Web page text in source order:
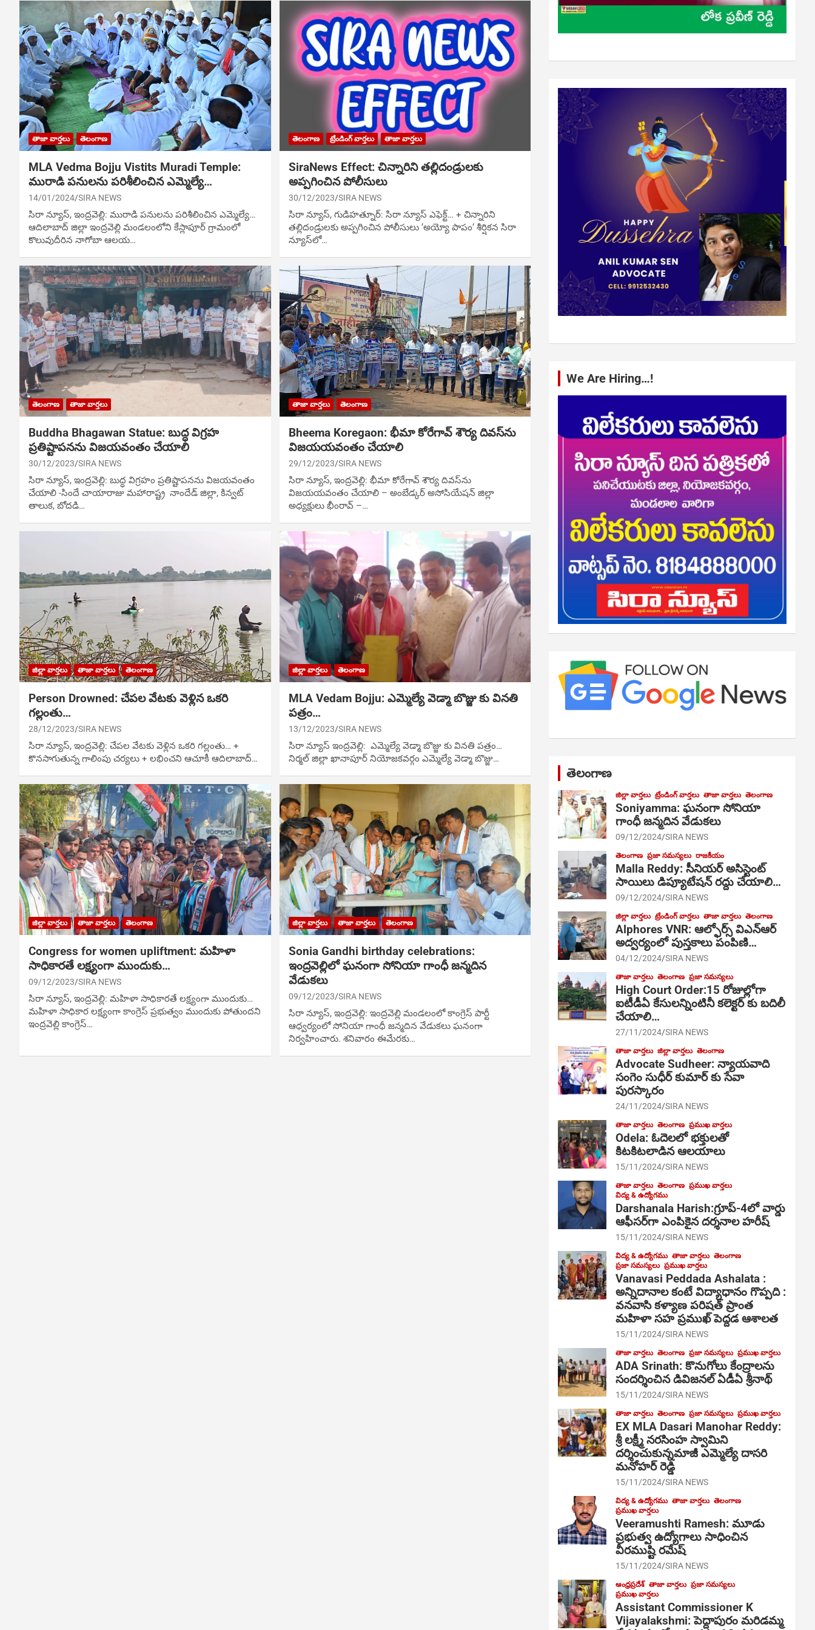
తాజా వార్తలు తెలంగాణ
MLA Vedma Bojju Vistits Muradi Temple:
మురాడి పనులను పరిశీలించిన ఎమ్మెల్యే…
14/01/2024 SIRA NEWS
సిరా న్యూస్, ఇంద్రవెల్లి: మురాడి పనులను పరిశీలించిన ఎమ్మెల్యే…
ఆదిలాబాద్‌ జిల్లా ఇంద్రవెల్లి మండలంలోని కేస్లాపూర్‌ గ్రామంలో
కొలువుదీరిన నాగోబా ఆలయ…
తెలంగాణ ట్రేండింగ్ వార్తలు తాజా వార్తలు
SiraNews Effect: చిన్నారిని తల్లిదండ్రులకు
అప్పగించిన పోలీసులు
30/12/2023 SIRA NEWS
సిరా న్యూస్, గుడిహత్నూర్: సిరా న్యూస్ ఎఫెక్ట్‌… + చిన్నారిని
తల్లిదండ్రులకు అప్పగించిన పోలీసులు ‘అయ్యో పాపం‘ శీర్షికన సిరా
న్యూస్‌లో…
తెలంగాణ తాజా వార్తలు
Buddha Bhagawan Statue: బుద్ధ విగ్రహ
ప్రతిష్టాపనను విజయవంతం చేయాలి
30/12/2023 SIRA NEWS
సిరా న్యూస్, ఇంద్రవెల్లి: బుద్ధ విగ్రహం ప్రతిష్టాపనను విజయవంతం
చేయాలి -సిందే చాయారాజు మహారాష్ట్ర నాందేడ్ జిల్లా, కిన్వట్
తాలుక, బోదడి…
తాజా వార్తలు తెలంగాణ
Bheema Koregaon: భీమా కోరేగావ్‌ శౌర్య దివస్‌ను
విజయయవంతం చేయాలి
29/12/2023 SIRA NEWS
సిరా న్యూస్, ఇంద్రవెల్లి: భీమా కోరేగావ్‌ శౌర్య దివస్‌ను
విజయయవంతం చేయాలి – అంబేడ్కర్‌ అసోసియేషన్‌ జిల్లా
అధ్యక్షులు భీంరావ్‌ –…
జిల్లా వార్తలు తాజా వార్తలు తెలంగాణ
Person Drowned: చేపల వేటకు వెళ్లిన ఒకరి
గల్లంతు…
28/12/2023 SIRA NEWS
సిరా న్యూస్, ఇంద్రవెల్లి: చేపల వేటకు వెళ్లిన ఒకరి గల్లంతు… +
కొనసాగుతున్న గాలింపు చర్యలు + లభించని ఆచూకీ ఆదిలాబాద్…
జిల్లా వార్తలు తెలంగాణ
MLA Vedam Bojju: ఎమ్మెల్యే వెడ్మా బొజ్జు కు వినతి
పత్రం…
13/12/2023 SIRA NEWS
సిరా న్యూస్ ఇంద్రవెల్లి: ఎమ్మెల్యే వెడ్మా బొజ్జు కు వినతి పత్రం…
నిర్మల్ జిల్లా ఖానాపూర్ నియోజకవర్గం ఎమ్మెల్యే వెడ్మా బొజ్జు…
జిల్లా వార్తలు తాజా వార్తలు తెలంగాణ
Congress for women upliftment: మహిళా
సాధికారతే లక్ష్యంగా ముందుకు…
09/12/2023 SIRA NEWS
సిరా న్యూస్, ఇంద్రవెల్లి: మహిళా సాధికారతే లక్ష్యంగా ముందుకు…
మహిళా సాధికార లక్ష్యంగా కాంగ్రెస్ ప్రభుత్వం ముందుకు పోతుందని
ఇంద్రవెల్లి కాంగ్రెస్…
జిల్లా వార్తలు తాజా వార్తలు తెలంగాణ
Sonia Gandhi birthday celebrations:
ఇంద్రవెల్లిలో ఘనంగా సోనియా గాంధీ జన్మదిన
వేడుకలు
09/12/2023 SIRA NEWS
సిరా న్యూస్, ఇంద్రవెల్లి: ఇంద్రవెల్లి మండలంలో కాంగ్రెస్ పార్టీ
ఆధ్వర్యంలో సోనియా గాంధీ జన్మదిన వేడుకలు ఘనంగా
నిర్వహించారు. శనివారం ఈమేరకు…
We Are Hiring…!
తెలంగాణ
జిల్లా వార్తలు ట్రేండింగ్ వార్తలు తాజా వార్తలు తెలంగాణ
Soniyamma: ఘ‌నంగా సోనియా
గాంధీ జ‌న్మ‌దిన వేడుక‌లు
09/12/2024 SIRA NEWS
తెలంగాణ ప్రజా సమస్యలు రాజకీయం
Malla Reddy: సీనియర్ అసిస్టెంట్
సాయిలు డిప్యూటేషన్ రద్దు చేయాలి…
09/12/2024 SIRA NEWS
జిల్లా వార్తలు ట్రేండింగ్ వార్తలు తాజా వార్తలు తెలంగాణ
Alphores VNR: ఆల్ఫోర్స్ విఎన్ఆర్
అద్వర్యంలో పుస్తకాలు పంపిణి…
04/12/2024 SIRA NEWS
తాజా వార్తలు తెలంగాణ ప్రజా సమస్యలు
High Court Order:15 రోజుల్లోగా
ఐటీడీఏ కేసులన్నింటినీ కలెక్టర్ కు బదిలీ
చేయాలి…
27/11/2024 SIRA NEWS
తాజా వార్తలు జిల్లా వార్తలు తెలంగాణ
Advocate Sudheer: న్యాయవాది
సంగెం సుధీర్ కుమార్ కు సేవా
పురస్కారం
24/11/2024 SIRA NEWS
తాజా వార్తలు తెలంగాణ ప్రముఖ వార్తలు
Odela: ఓదెల‌లో భక్తులతో
కిటకిటలాడిన ఆల‌యాలు
15/11/2024 SIRA NEWS
తాజా వార్తలు తెలంగాణ ప్రముఖ వార్తలు
విద్య & ఉద్యోగము
Darshanala Harish:గ్రూప్-4లో వార్డు
ఆఫీసర్‌గా ఎంపికైన దర్శనాల హరీష్
15/11/2024 SIRA NEWS
విద్య & ఉద్యోగము తాజా వార్తలు తెలంగాణ
ప్రజా సమస్యలు ప్రముఖ వార్తలు
Vanavasi Peddada Ashalata :
అన్నిదానాల కంటే విద్యాధానం గొప్పది :
వనవాసి కళ్యాణ పరిషత్ ప్రాంత
మహిళా సహ ప్రముఖ్ పెద్దడ ఆశాలత
15/11/2024 SIRA NEWS
తాజా వార్తలు తెలంగాణ ప్రజా సమస్యలు ప్రముఖ వార్తలు
ADA Srinath: కొనుగోలు కేంద్రాల‌ను
సంద‌ర్శించిన డివిజనల్ ఏడీఏ శ్రీనాథ్
15/11/2024 SIRA NEWS
తాజా వార్తలు తెలంగాణ ప్రజా సమస్యలు ప్రముఖ వార్తలు
EX MLA Dasari Manohar Reddy:
శ్రీ లక్ష్మీ నరసింహ స్వామిని
దర్శించుకున్నమాజీ ఎమ్మెల్యే దాసరి
మనోహర్ రెడ్డి
15/11/2024 SIRA NEWS
విద్య & ఉద్యోగము తాజా వార్తలు తెలంగాణ
ప్రముఖ వార్తలు
Veeramushti Ramesh: మూడు
ప్రభుత్వ ఉద్యోగాలు సాధించిన
వీరముష్టి రమేష్
15/11/2024 SIRA NEWS
ఆంధ్రప్రదేశ్ తాజా వార్తలు ప్రజా సమస్యలు
ప్రముఖ వార్తలు
Assistant Commissioner K
Vijayalakshmi: పెద్దాపురం మరిడమ్మ